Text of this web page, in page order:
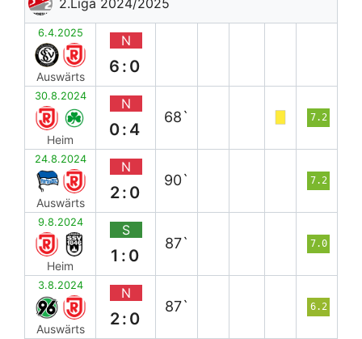
6.4.2025
Auswärts
N
6:0
30.8.2024
Heim
N
0:4
68` 7.2
24.8.2024
Auswärts
N
2:0
90` 7.2
9.8.2024
Heim
S
1:0
87` 7.0
3.8.2024
Auswärts
N
2:0
87` 6.2